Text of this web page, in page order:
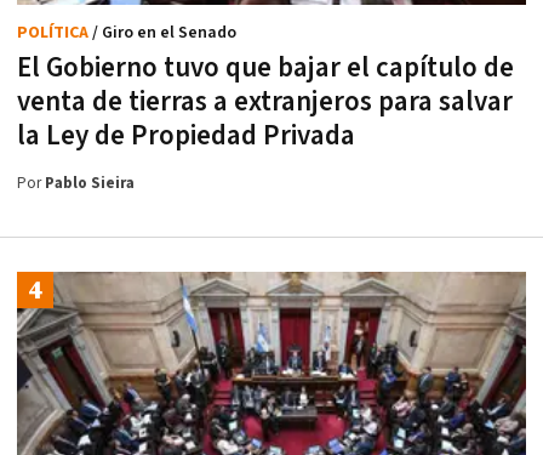
El Gobierno tuvo que bajar el capítulo de
venta de tierras a extranjeros para salvar
la Ley de Propiedad Privada
POLÍTICA/ Giro en el Senado
PorPablo Sieira